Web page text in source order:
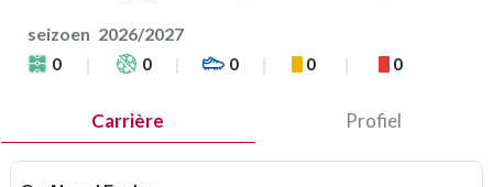
seizoen 2026/2027
0 0 0 0 0
Carrière Profiel